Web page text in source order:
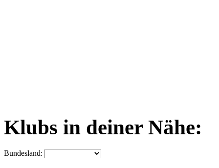
Klubs in deiner Nähe:
Bundesland: